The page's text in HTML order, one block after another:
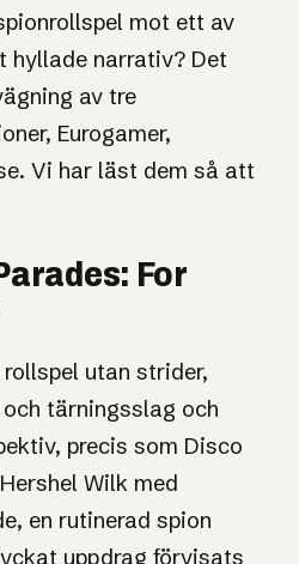
mot ett av
hyllade narrativ? Det
av tre
Eurogamer,
Vi har läst dem så att
For
utan strider,
tärningsslag och
precis som Disco
Wilk med
en rutinerad spion
uppdrag förvisats